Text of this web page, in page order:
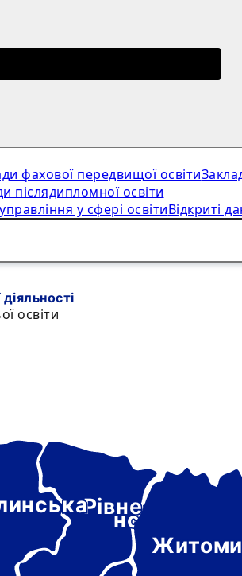
фахової передвищої освіти
післядипломної освіти
у сфері освітиВідкриті
освіти
Рівне-
нська